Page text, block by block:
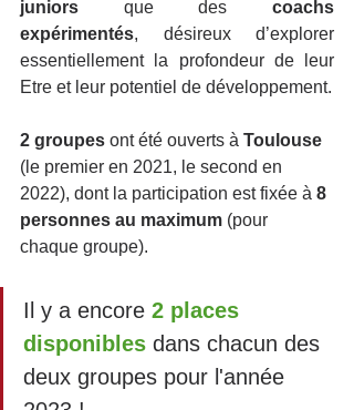
juniors que des coachs
expérimentés, désireux d’explorer
essentiellement la profondeur de leur
Etre et leur potentiel de développement.
2 groupes ont été ouverts à Toulouse
(le premier en 2021, le second en
2022), dont la participation est fixée à 8
personnes au maximum (pour
chaque groupe).
Il y a encore 2 places
disponibles dans chacun des
deux groupes pour l'année